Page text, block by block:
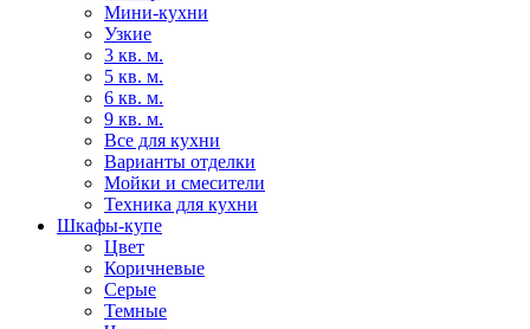
Мини-кухни
Узкие
3 кв. м.
5 кв. м.
6 кв. м.
9 кв. м.
Все для кухни
Варианты отделки
Мойки и смесители
Техника для кухни
Шкафы-купе
Цвет
Коричневые
Серые
Темные